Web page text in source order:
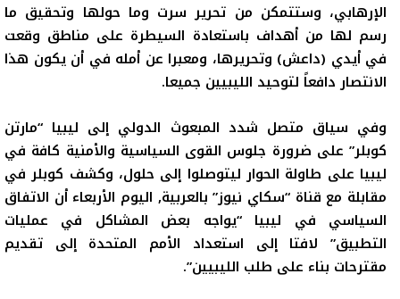
الإرهابي، وستتمكن من تحرير سرت وما حولها وتحقيق ما
رسم لها من أهداف باستعادة السيطرة على مناطق وقعت
في أيدي (داعش) وتحريرها، ومعبرا عن أمله في أن يكون هذا
الانتصار دافعاً لتوحيد الليبيين جميعا.
وفي سياق متصل شدد المبعوث الدولي إلى ليبيا “مارتن
كوبلر” على ضرورة جلوس القوى السياسية والأمنية كافة في
ليبيا على طاولة الحوار ليتوصلوا إلى حلول، وكشف كوبلر في
مقابلة مع قناة “سكاي نيوز” بالعربية, اليوم الأربعاء أن الاتفاق
السياسي في ليبيا “يواجه بعض المشاكل في عمليات
التطبيق” لافتا إلى استعداد الأمم المتحدة إلى تقديم
مقترحات بناء على طلب الليبيين”.